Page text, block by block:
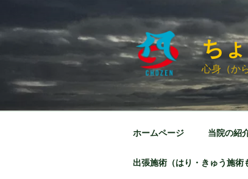
キ
ち
心身（か
ホームページ 当院の紹
出張施術（はり・きゅう施術